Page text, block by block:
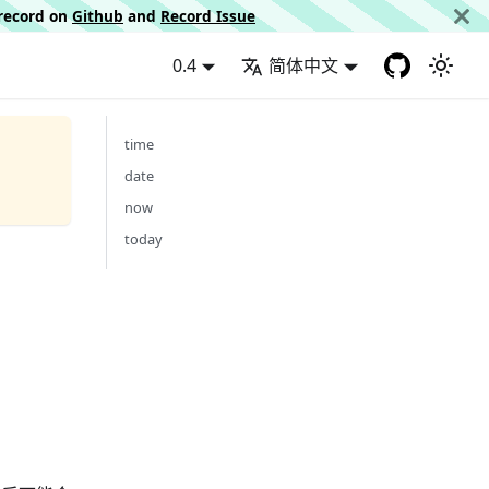
onGithub and Record Issue
0.4 简体中文
time
date
now
today